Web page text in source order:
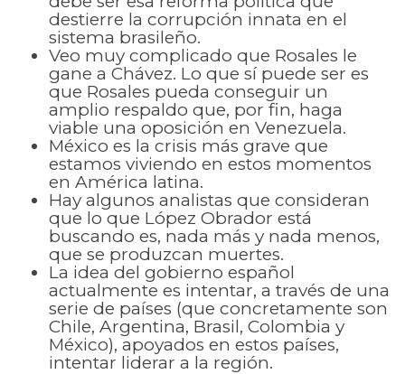
destierre la corrupción innata en el
sistema brasileño.
Veo muy complicado que Rosales le
gane a Chávez. Lo que sí puede ser es
que Rosales pueda conseguir un
amplio respaldo que, por fin, haga
viable una oposición en Venezuela.
México es la crisis más grave que
estamos viviendo en estos momentos
en América latina.
Hay algunos analistas que consideran
que lo que López Obrador está
buscando es, nada más y nada menos,
que se produzcan muertes.
La idea del gobierno español
actualmente es intentar, a través de una
serie de países (que concretamente son
Chile, Argentina, Brasil, Colombia y
México), apoyados en estos países,
intentar liderar a la región.